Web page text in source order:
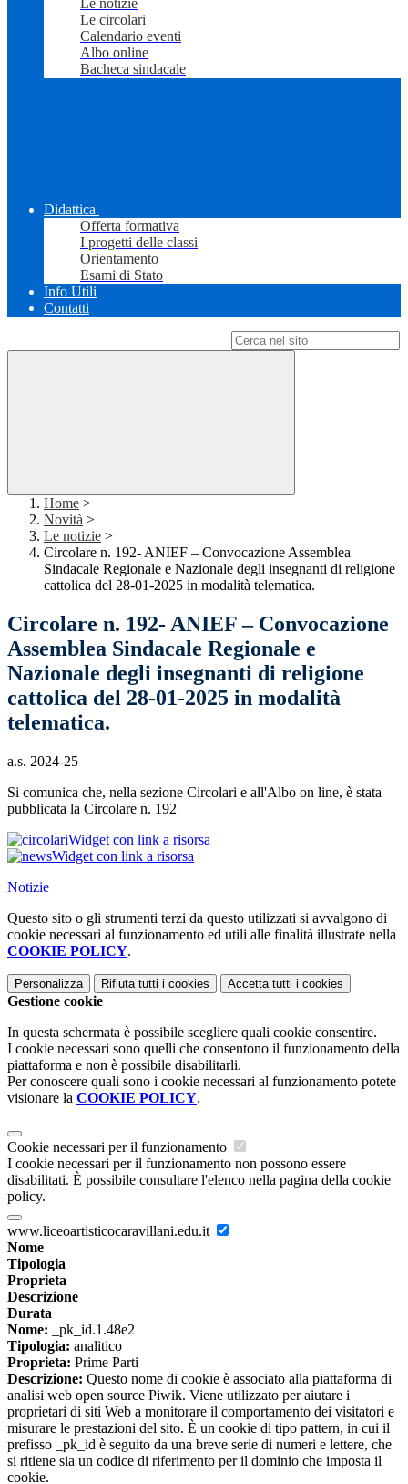
Le notizie
Le circolari
Calendario eventi
Albo online
Bacheca sindacale
Didattica
Offerta formativa
I progetti delle classi
Orientamento
Esami di Stato
Info Utili
Contatti
Home >
Novità >
Le notizie >
Circolare n. 192- ANIEF – Convocazione Assemblea
Sindacale Regionale e Nazionale degli insegnanti di religione
cattolica del 28-01-2025 in modalità telematica.
Circolare n. 192- ANIEF – Convocazione
Assemblea Sindacale Regionale e
Nazionale degli insegnanti di religione
cattolica del 28-01-2025 in modalità
telematica.
a.s. 2024-25
Si comunica che, nella sezione Circolari e all'Albo on line, è stata
pubblicata la Circolare n. 192
Widget con link a risorsa
Widget con link a risorsa
Notizie
Questo sito o gli strumenti terzi da questo utilizzati si avvalgono di
cookie necessari al funzionamento ed utili alle finalità illustrate nella
COOKIE POLICY.
Personalizza Rifiuta tutti i cookies Accetta tutti i cookies
Gestione cookie
In questa schermata è possibile scegliere quali cookie consentire.
I cookie necessari sono quelli che consentono il funzionamento della
piattaforma e non è possibile disabilitarli.
Per conoscere quali sono i cookie necessari al funzionamento potete
visionare la COOKIE POLICY.
Cookie necessari per il funzionamento
I cookie necessari per il funzionamento non possono essere
disabilitati. È possibile consultare l'elenco nella pagina della cookie
policy.
www.liceoartisticocaravillani.edu.it
Nome
Tipologia
Proprieta
Descrizione
Durata
Nome: _pk_id.1.48e2
Tipologia: analitico
Proprieta: Prime Parti
Descrizione: Questo nome di cookie è associato alla piattaforma di
analisi web open source Piwik. Viene utilizzato per aiutare i
proprietari di siti Web a monitorare il comportamento dei visitatori e
misurare le prestazioni del sito. È un cookie di tipo pattern, in cui il
prefisso _pk_id è seguito da una breve serie di numeri e lettere, che
si ritiene sia un codice di riferimento per il dominio che imposta il
cookie.